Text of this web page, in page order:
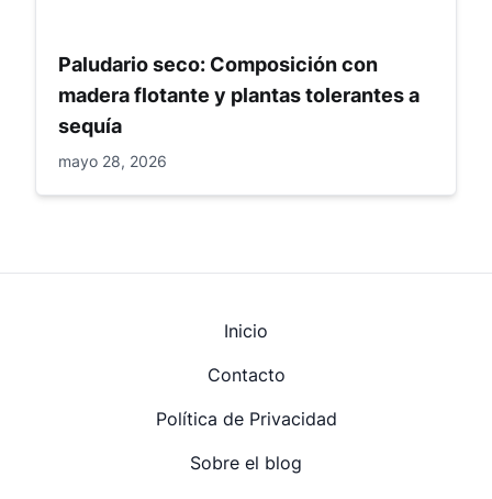
Paludario seco: Composición con
madera flotante y plantas tolerantes a
sequía
mayo 28, 2026
Inicio
Contacto
Política de Privacidad
Sobre el blog